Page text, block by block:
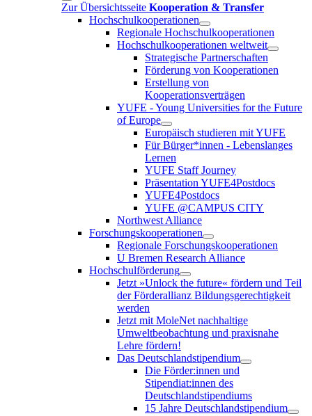
Zur Übersichtsseite Kooperation & Transfer
Hochschulkooperationen
Regionale Hochschulkooperationen
Hochschulkooperationen weltweit
Strategische Partnerschaften
Förderung von Kooperationen
Erstellung von
Kooperationsverträgen
YUFE - Young Universities for the Future
of Europe
Europäisch studieren mit YUFE
Für Bürger*innen - Lebenslanges
Lernen
YUFE Staff Journey
Präsentation YUFE4Postdocs
YUFE4Postdocs
YUFE @CAMPUS CITY
Northwest Alliance
Forschungskooperationen
Regionale Forschungskooperationen
U Bremen Research Alliance
Hochschulförderung
Jetzt »Unlock the future« fördern und Teil
der Förderallianz Bildungsgerechtigkeit
werden
Jetzt mit MoleNet nachhaltige
Umweltbeobachtung und praxisnahe
Lehre fördern!
Das Deutschlandstipendium
Die Förder:innen und
Stipendiat:innen des
Deutschlandstipendiums
15 Jahre Deutschlandstipendium